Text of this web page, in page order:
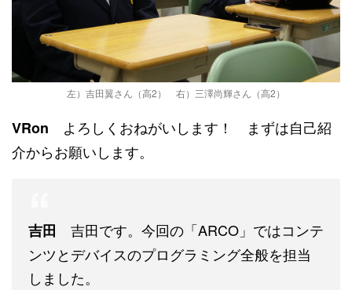
左）吉田翼さん（高2） 右）三澤尚輝さん（高2）
VRon よろしくおねがいします！ まずは自己紹
介からお願いします。
吉田 吉田です。今回の「ARCO」ではコンテ
ンツとデバイスのプログラミング全般を担当
しました。